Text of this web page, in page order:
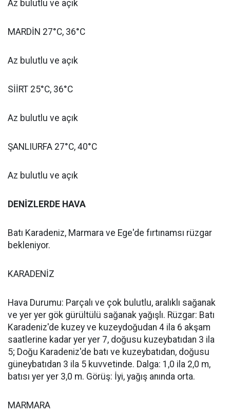
Az bulutlu ve açık
MARDİN 27°C, 36°C
Az bulutlu ve açık
SİİRT 25°C, 36°C
Az bulutlu ve açık
ŞANLIURFA 27°C, 40°C
Az bulutlu ve açık
DENİZLERDE HAVA
Batı Karadeniz, Marmara ve Ege'de fırtınamsı rüzgar
bekleniyor.
KARADENİZ
Hava Durumu: Parçalı ve çok bulutlu, aralıklı sağanak
ve yer yer gök gürültülü sağanak yağışlı. Rüzgar: Batı
Karadeniz'de kuzey ve kuzeydoğudan 4 ila 6 akşam
saatlerine kadar yer yer 7, doğusu kuzeybatıdan 3 ila
5; Doğu Karadeniz'de batı ve kuzeybatıdan, doğusu
güneybatıdan 3 ila 5 kuvvetinde. Dalga: 1,0 ila 2,0 m,
batısı yer yer 3,0 m. Görüş: İyi, yağış anında orta.
MARMARA